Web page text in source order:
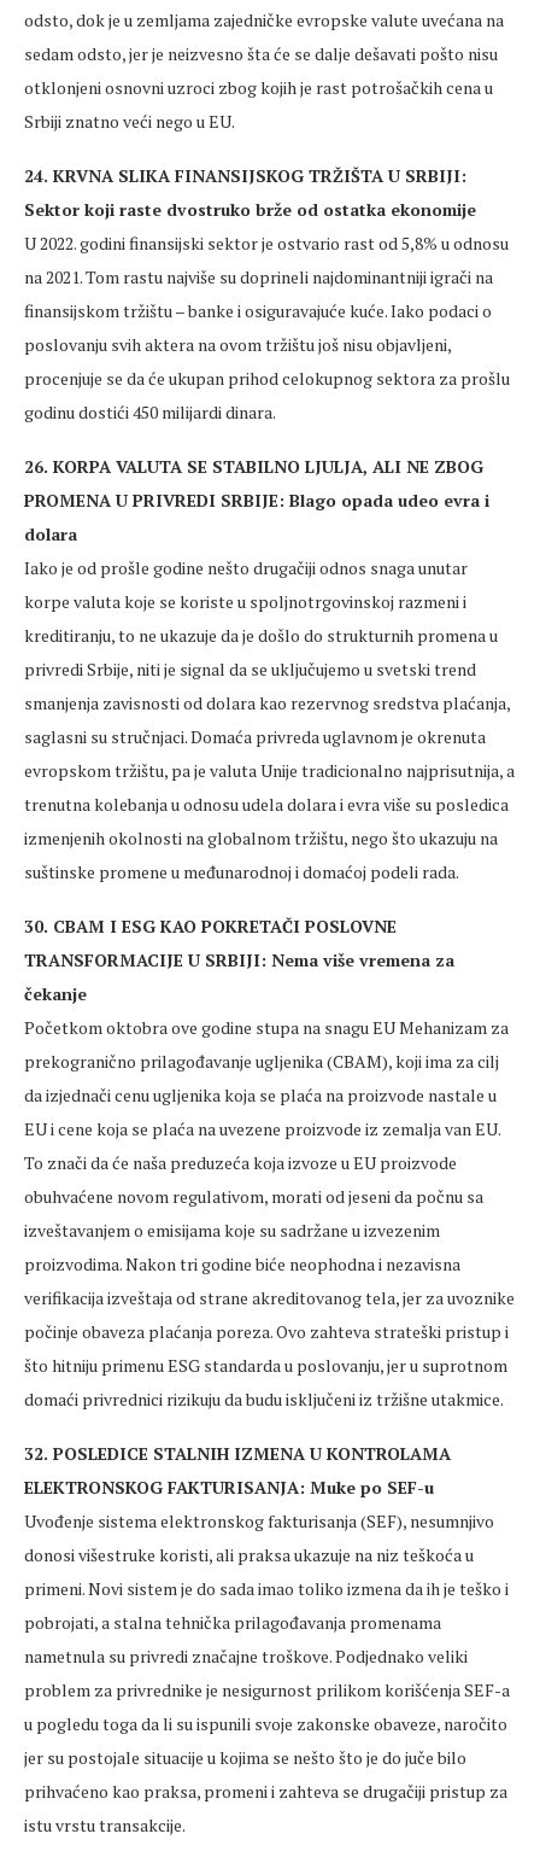
odsto, dok je u zemljama zajedničke evropske valute uvećana na
sedam odsto, jer je neizvesno šta će se dalje dešavati pošto nisu
otklonjeni osnovni uzroci zbog kojih je rast potrošačkih cena u
Srbiji znatno veći nego u EU.
24. KRVNA SLIKA FINANSIJSKOG TRŽIŠTA U SRBIJI:
Sektor koji raste dvostruko brže od ostatka ekonomije
U 2022. godini finansijski sektor je ostvario rast od 5,8% u odnosu
na 2021. Tom rastu najviše su doprineli najdominantniji igrači na
finansijskom tržištu – banke i osiguravajuće kuće. Iako podaci o
poslovanju svih aktera na ovom tržištu još nisu objavljeni,
procenjuje se da će ukupan prihod celokupnog sektora za prošlu
godinu dostići 450 milijardi dinara.
26. KORPA VALUTA SE STABILNO LJULJA, ALI NE ZBOG
PROMENA U PRIVREDI SRBIJE: Blago opada udeo evra i
dolara
Iako je od prošle godine nešto drugačiji odnos snaga unutar
korpe valuta koje se koriste u spoljnotrgovinskoj razmeni i
kreditiranju, to ne ukazuje da je došlo do strukturnih promena u
privredi Srbije, niti je signal da se uključujemo u svetski trend
smanjenja zavisnosti od dolara kao rezervnog sredstva plaćanja,
saglasni su stručnjaci. Domaća privreda uglavnom je okrenuta
evropskom tržištu, pa je valuta Unije tradicionalno najprisutnija, a
trenutna kolebanja u odnosu udela dolara i evra više su posledica
izmenjenih okolnosti na globalnom tržištu, nego što ukazuju na
suštinske promene u međunarodnoj i domaćoj podeli rada.
30. CBAM I ESG KAO POKRETAČI POSLOVNE
TRANSFORMACIJE U SRBIJI: Nema više vremena za
čekanje
Početkom oktobra ove godine stupa na snagu EU Mehanizam za
prekogranično prilagođavanje ugljenika (CBAM), koji ima za cilj
da izjednači cenu ugljenika koja se plaća na proizvode nastale u
EU i cene koja se plaća na uvezene proizvode iz zemalja van EU.
To znači da će naša preduzeća koja izvoze u EU proizvode
obuhvaćene novom regulativom, morati od jeseni da počnu sa
izveštavanjem o emisijama koje su sadržane u izvezenim
proizvodima. Nakon tri godine biće neophodna i nezavisna
verifikacija izveštaja od strane akreditovanog tela, jer za uvoznike
počinje obaveza plaćanja poreza. Ovo zahteva strateški pristup i
što hitniju primenu ESG standarda u poslovanju, jer u suprotnom
domaći privrednici rizikuju da budu isključeni iz tržišne utakmice.
32. POSLEDICE STALNIH IZMENA U KONTROLAMA
ELEKTRONSKOG FAKTURISANJA: Muke po SEF-u
Uvođenje sistema elektronskog fakturisanja (SEF), nesumnjivo
donosi višestruke koristi, ali praksa ukazuje na niz teškoća u
primeni. Novi sistem je do sada imao toliko izmena da ih je teško i
pobrojati, a stalna tehnička prilagođavanja promenama
nametnula su privredi značajne troškove. Podjednako veliki
problem za privrednike je nesigurnost prilikom korišćenja SEF-a
u pogledu toga da li su ispunili svoje zakonske obaveze, naročito
jer su postojale situacije u kojima se nešto što je do juče bilo
prihvaćeno kao praksa, promeni i zahteva se drugačiji pristup za
istu vrstu transakcije.